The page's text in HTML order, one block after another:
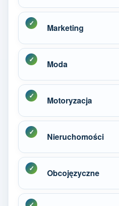
Marketing
Moda
Motoryzacja
Nieruchomości
Obcojęzyczne